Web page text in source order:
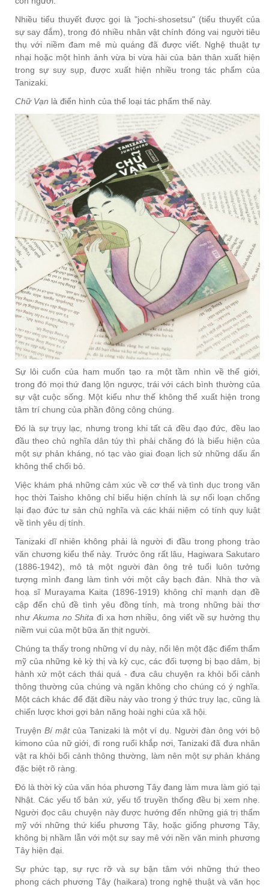
Nhiều tiểu thuyết được gọi là "jochi-shosetsu" (tiểu thuyết của
sự say đắm), trong đó nhiều nhân vật chính đóng vai người tiêu
thụ với niềm đam mê mù quáng đã được viết. Nghệ thuật tự
nhại hoặc một hình ảnh vừa bi vừa hài của bản thân xuất hiện
trong sự suy sụp, được xuất hiện nhiều trong tác phẩm của
Tanizaki.
Chữ Vạn là điển hình của thể loại tác phẩm thế này.
Sự lôi cuốn của ham muốn tạo ra một tầm nhìn về thế giới,
trong đó mọi thứ đang lộn ngược, trái với cách bình thường của
sự vật cuộc sống. Một kiểu như thế không thể xuất hiện trong
tâm trí chung của phần đông công chúng.
Đó là sự trụy lạc, nhưng trong khi tất cả đều đạo đức, đều lao
đầu theo chủ nghĩa dân túy thì phải chăng đó là biểu hiện của
một sự phản kháng, nó tạc vào giai đoạn lịch sử những dấu ấn
không thể chối bỏ.
Việc khám phá những cảm xúc về cơ thể và tình dục trong văn
học thời Taisho không chỉ biểu hiện chính là sự nổi loạn chống
lại đạo đức tư sản chủ nghĩa và các khái niệm có tính quy luật
về tình yêu dị tính.
Tanizaki dĩ nhiên không phải là người đi đầu trong phong trào
văn chương kiểu thế này. Trước ông rất lâu, Hagiwara Sakutaro
(1886-1942), mô tả một người đàn ông trẻ tuổi luôn tưởng
tượng mình đang làm tình với một cây bạch đàn. Nhà thơ và
hoạ sĩ Murayama Kaita (1896-1919) không chỉ mạnh dạn đề
cập đến chủ đề tình yêu đồng tính, mà trong những bài thơ
như Akuma no Shita đi xa hơn nhiều, ông viết về sự hưởng thụ
niềm vui của một bữa ăn thịt người.
Chúng ta thấy trong những ví dụ này, nổi lên một đặc điểm thẩm
mỹ của những kẻ kỳ thị và kỳ cục, các đối tượng bị bạo dâm, bị
hành xử một cách thái quá - đưa câu chuyện ra khỏi bối cảnh
thông thường của chúng và ngăn không cho chúng có ý nghĩa.
Một cách khác để đặt điều này vào trong ý thức trụy lạc, cũng là
chiến lược khơi gợi bản năng hoài nghi của xã hội.
Truyện Bí mậtcủa Tanizaki là một ví dụ. Người đàn ông với bộ
kimono của nữ giới, đi rong ruổi khắp nơi, Tanizaki đã đưa nhân
vật ra khỏi bối cảnh thông thường, làm nên một sự phản kháng
đặc biệt rõ ràng.
Đó là thời kỳ của văn hóa phương Tây đang làm mưa làm gió tại
Nhật. Các yếu tố bản xứ, yếu tố truyền thống đều bị xem nhẹ.
Người đọc câu chuyện này được hướng đến những giá trị thẩm
mỹ với những thứ kiểu phương Tây, hoặc giống phương Tây,
không bị nhầm lẫn với một sự say mê với nền văn minh phương
Tây hiện đại.
Sự phức tạp, sự rực rỡ và sự bận tâm với những thứ theo
phong cách phương Tây (haikara) trong nghệ thuật và văn học